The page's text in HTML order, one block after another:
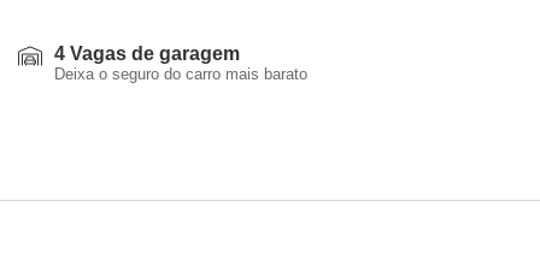
4 Vagas de garagem
Deixa o seguro do carro mais barato